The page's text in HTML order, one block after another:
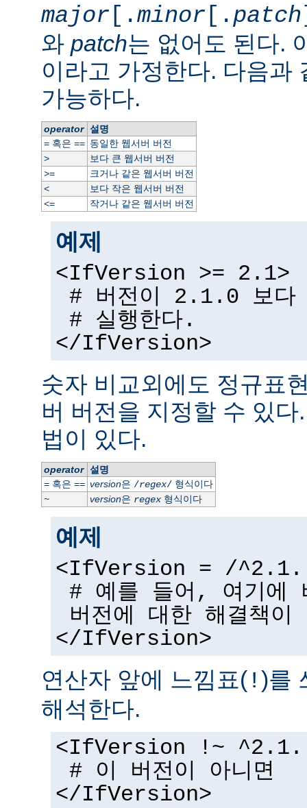
major [.minor [. patch
와 patch는 없어도 된다.
이라고 가정한다. 다음과
가능하다.
operator 설명
=혹은 == 동일한 웹서버 버전
>
보다 큰 웹서버 버전
>=
크거나 같은 웹서버 버전
<
보다 작은 웹서버 버전
<=
작거나 같은 웹서버 버전
예제
<IfVersion >= 2.1>
# 버전이 2.1.0 보다
# 실행한다.
</IfVersion>
숫자 비교외에도 정규표
버 버전을 지정할 수 있
법이 있다.
operator 설명
=혹은 == version은 /regex/형식이다
~
version은 regex형식이다
예제
<IfVersion = /
# 예를 들어, 여기에
버전에 대한 해결책이
</IfVersion>
연산자 앞에 느낌표( ! )를
해석한다.
<IfVersion !~
# 이 버전이 아니면
</IfVersion>